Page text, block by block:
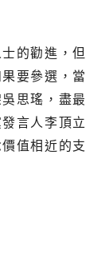
的勸進，但
要參選，當
思瑤，盡最
言人李頂立
值相近的支